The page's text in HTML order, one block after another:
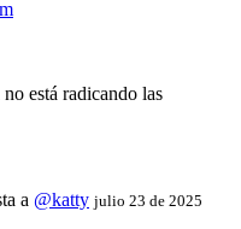
está radicando las
a @katty julio 23 de 2025